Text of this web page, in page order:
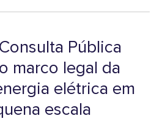
Pública
marco legal da
elétrica em
escala